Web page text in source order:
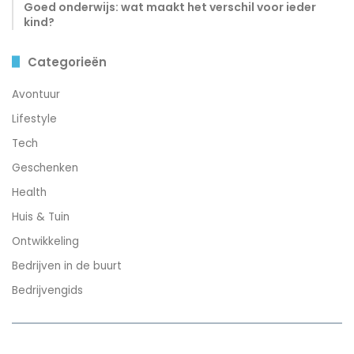
Goed onderwijs: wat maakt het verschil voor ieder
kind?
Categorieën
Avontuur
Lifestyle
Tech
Geschenken
Health
Huis & Tuin
Ontwikkeling
Bedrijven in de buurt
Bedrijvengids